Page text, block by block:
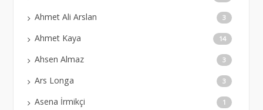
Ahmet Ali Arslan 3
Ahmet Kaya 14
Ahsen Almaz 3
Ars Longa 3
Asena İrmikçi 1